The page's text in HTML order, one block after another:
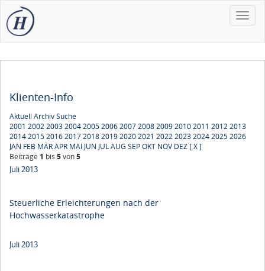
Toggle
Klienten-Info
Aktuell ArchivSuche
2001 2002200320042005200620072008200920102011 20122013
20142015201620172018201920202021 20222023202420252026
JAN FEB MÄRAPR MAI JUN JULAUG SEPOKT NOV DEZ [ X ]
Beiträge 1 bis 5von5
Juli 2013
Steuerliche Erleichterungen nach der
Hochwasserkatastrophe
Juli 2013